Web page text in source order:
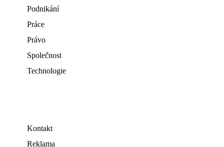
Podnikání
Práce
Právo
Společnost
Technologie
Kontakt
Reklama